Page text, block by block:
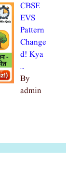
CBSE
EVS
Pattern
Change
d! Kya
…
By
admin